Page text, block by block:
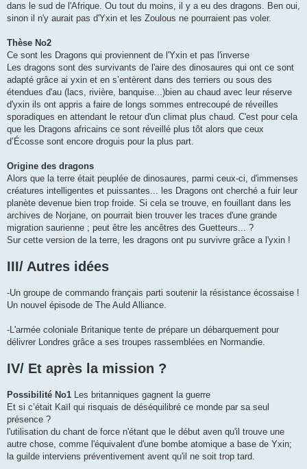
dans le sud de l'Afrique. Ou tout du moins, il y a eu des dragons. Ben oui,
sinon il n'y aurait pas d'Yxin et les Zoulous ne pourraient pas voler.
Thèse No2
Ce sont les Dragons qui proviennent de l'Yxin et pas l'inverse
Les dragons sont des survivants de l'aire des dinosaures qui ont ce sont
adapté grâce ai yxin et en s’entèrent dans des terriers ou sous des
étendues d'au (lacs, rivière, banquise...)bien au chaud avec leur réserve
d'yxin ils ont appris a faire de longs sommes entrecoupé de réveilles
sporadiques en attendant le retour d'un climat plus chaud. C'est pour cela
que les Dragons africains ce sont réveillé plus tôt alors que ceux
d’Écosse sont encore droguis pour la plus part.
Origine des dragons
Alors que la terre était peuplée de dinosaures, parmi ceux-ci, d'immenses
créatures intelligentes et puissantes... les Dragons ont cherché a fuir leur
planète devenue bien trop froide. Si cela se trouve, en fouillant dans les
archives de Norjane, on pourrait bien trouver les traces d'une grande
migration saurienne ; peut être les ancêtres des Guetteurs... ?
Sur cette version de la terre, les dragons ont pu survivre grâce a l'yxin !
III/ Autres idées
-Un groupe de commando français parti soutenir la résistance écossaise !
Un nouvel épisode de The Auld Alliance.
-L'armée coloniale Britanique tente de prépare un débarquement pour
délivrer Londres grâce a ses troupes rassemblées en Normandie.
IV/ Et après la mission ?
Possibilité No1 Les britanniques gagnent la guerre
Et si c’était Kaïl qui risquais de déséquilibré ce monde par sa seul
présence ?
l'utilisation du chant de force n'étant que le début aven qu'il trouve une
autre chose, comme l'équivalent d'une bombe atomique a base de Yxin;
la guilde interviens préventivement avent qu'il ne soit trop tard.